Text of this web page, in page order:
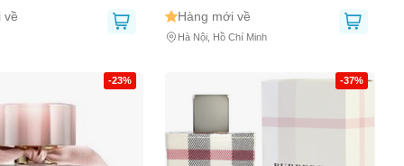
về Hàng mới về
Hà Nội, Hồ Chí Minh
-23% -37%